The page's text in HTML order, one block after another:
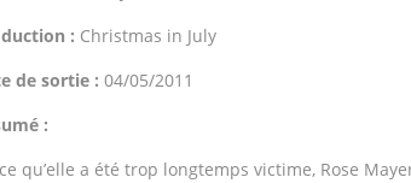
: Christmas in July
de sortie : 04/05/2011
:
qu’elle a été trop longtemps victime, Rose